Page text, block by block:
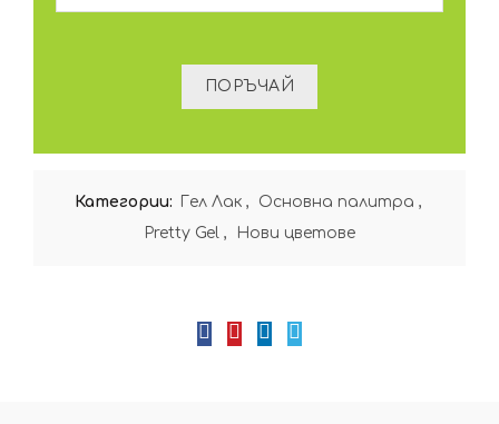
Категории: Гел Лак , Oсновна палитра ,
Pretty Gel , Нови цветове